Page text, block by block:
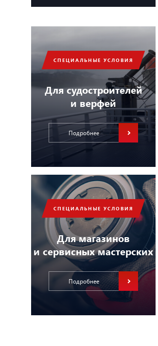
СПЕЦИАЛЬНЫЕ УСЛОВИЯ
Для судостроителей
и верфей
Подробнее
СПЕЦИАЛЬНЫЕ УСЛОВИЯ
Для магазинов
и сервисных мастерских
Подробнее